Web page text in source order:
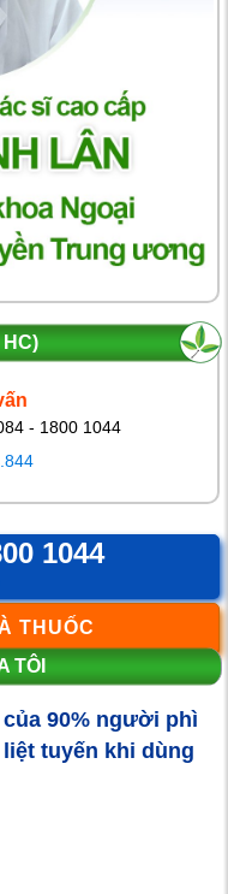
HC)
- 1800 1044
1044
THUỐC
TÔI
của 90% người phì
tuyến khi dùng